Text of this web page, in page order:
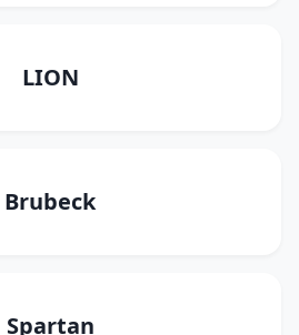
LION
Brubeck
Spartan